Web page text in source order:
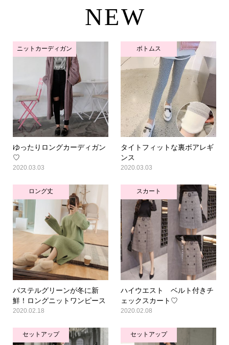
NEW
ニットカーディガン
ゆったりロングカーディガン
♡
2020.03.03
ボトムス
タイトフィットな裏ボアレギ
ンス
2020.03.03
ロング丈
パステルグリーンが冬に新
鮮！ロングニットワンピース
2020.02.18
スカート
ハイウエスト ベルト付きチ
ェックスカート♡
2020.02.08
セットアップ セットアップ